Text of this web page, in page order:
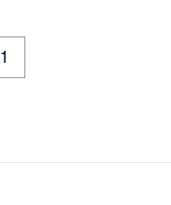
1